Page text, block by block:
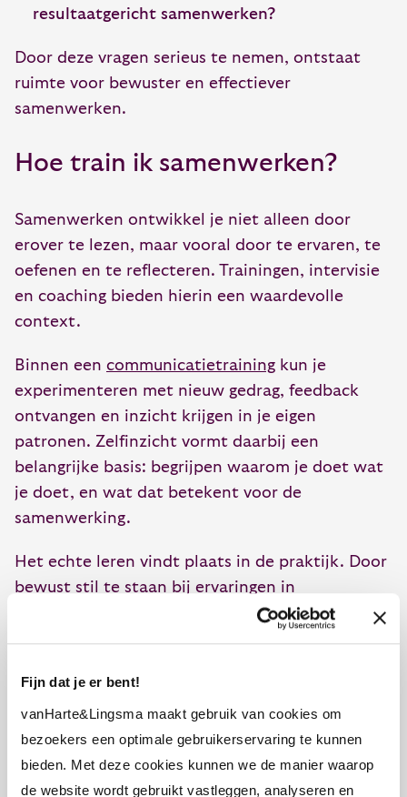
Fijn dat je er bent!
vanHarte&Lingsma maakt gebruik van cookies om
bezoekers een optimale gebruikerservaring te kunnen
bieden. Met deze cookies kunnen we de manier waarop
de website wordt gebruikt vastleggen, analyseren en
resultaatgericht samenwerken?
Door deze vragen serieus te nemen, ontstaat
ruimte voor bewuster en effectiever
samenwerken.
Hoe train ik samenwerken?
Samenwerken ontwikkel je niet alleen door
erover te lezen, maar vooral door te ervaren, te
oefenen en te reflecteren. Trainingen, intervisie
en coaching bieden hierin een waardevolle
context.
Binnen een communicatietraining kun je
experimenteren met nieuw gedrag, feedback
ontvangen en inzicht krijgen in je eigen
patronen. Zelfinzicht vormt daarbij een
belangrijke basis: begrijpen waarom je doet wat
je doet, en wat dat betekent voor de
samenwerking.
Het echte leren vindt plaats in de praktijk. Door
bewust stil te staan bij ervaringen in
samenwerken: wat ging goed, wat kan anders,
vaardigheid die zich blijft verdiepen.
Een training in effectief samenwerken en
persoonlijk leiderschap kan dit proces verdiepen.
In zulke trajecten onderzoek je niet alleen hoe je